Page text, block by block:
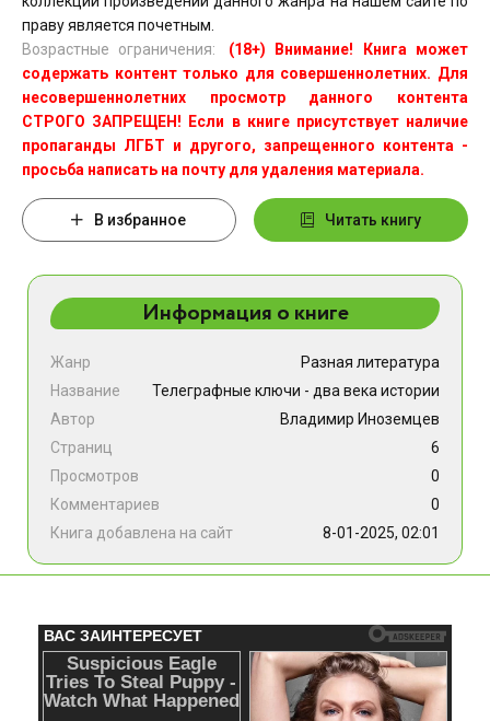
праву является почетным.
Возрастные ограничения:
(18+) Внимание! Книга может
содержать контент только для совершеннолетних. Для
несовершеннолетних просмотр данного контента
СТРОГО ЗАПРЕЩЕН! Если в книге присутствует наличие
пропаганды ЛГБТ и другого, запрещенного контента -
просьба написать на почту для удаления материала.
В избранное Читать книгу
Информация о книге
Жанр
Разная литература
Название
Телеграфные ключи - два века истории
Автор
Владимир Иноземцев
Страниц
6
Просмотров
0
Комментариев
0
Книга добавлена на сайт
8-01-2025, 02:01